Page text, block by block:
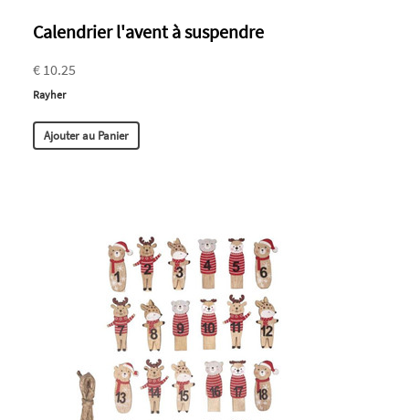
Calendrier l'avent à suspendre
€ 10.25
Rayher
Ajouter au Panier